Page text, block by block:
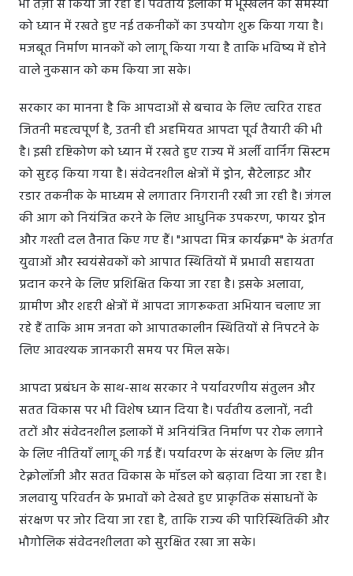
भी तेज़ी से किया जा रहा है। पर्वतीय इलाकों में भूस्खलन की समस्या
को ध्यान में रखते हुए नई तकनीकों का उपयोग शुरू किया गया है।
मजबूत निर्माण मानकों को लागू किया गया है ताकि भविष्य में होने
वाले नुकसान को कम किया जा सके।
सरकार का मानना है कि आपदाओं से बचाव के लिए त्वरित राहत
जितनी महत्वपूर्ण है, उतनी ही अहमियत आपदा पूर्व तैयारी की भी
है। इसी दृष्टिकोण को ध्यान में रखते हुए राज्य में अर्ली वार्निंग सिस्टम
को सुदृढ़ किया गया है। संवेदनशील क्षेत्रों में ड्रोन, सैटेलाइट और
रडार तकनीक के माध्यम से लगातार निगरानी रखी जा रही है। जंगल
की आग को नियंत्रित करने के लिए आधुनिक उपकरण, फायर ड्रोन
और गश्ती दल तैनात किए गए हैं। "आपदा मित्र कार्यक्रम" के अंतर्गत
युवाओं और स्वयंसेवकों को आपात स्थितियों में प्रभावी सहायता
प्रदान करने के लिए प्रशिक्षित किया जा रहा है। इसके अलावा,
ग्रामीण और शहरी क्षेत्रों में आपदा जागरूकता अभियान चलाए जा
रहे हैं ताकि आम जनता को आपातकालीन स्थितियों से निपटने के
लिए आवश्यक जानकारी समय पर मिल सके।
आपदा प्रबंधन के साथ-साथ सरकार ने पर्यावरणीय संतुलन और
सतत विकास पर भी विशेष ध्यान दिया है। पर्वतीय ढलानों, नदी
तटों और संवेदनशील इलाकों में अनियंत्रित निर्माण पर रोक लगाने
के लिए नीतियाँ लागू की गई हैं। पर्यावरण के संरक्षण के लिए ग्रीन
टेक्नोलॉजी और सतत विकास के मॉडल को बढ़ावा दिया जा रहा है।
जलवायु परिवर्तन के प्रभावों को देखते हुए प्राकृतिक संसाधनों के
संरक्षण पर जोर दिया जा रहा है, ताकि राज्य की पारिस्थितिकी और
भौगोलिक संवेदनशीलता को सुरक्षित रखा जा सके।